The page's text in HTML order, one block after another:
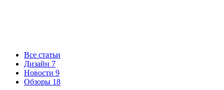
Все статьи
Дизайн 7
Новости 9
Обзоры 18